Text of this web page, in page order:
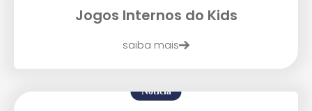
Jogos Internos do Kids
saiba mais
Notícia